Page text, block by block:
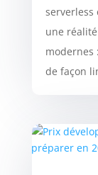
une
modernes
de façon